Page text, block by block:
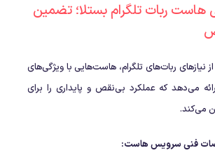
هاست ربات تلگرام بستلا؛ تضمین
نیازهای ربات‌های تلگرام، هاست‌هایی با ویژگی‌های
می‌دهد که عملکرد بی‌نقص و پایداری را برای
می‌کند.
فنی سرویس هاست: